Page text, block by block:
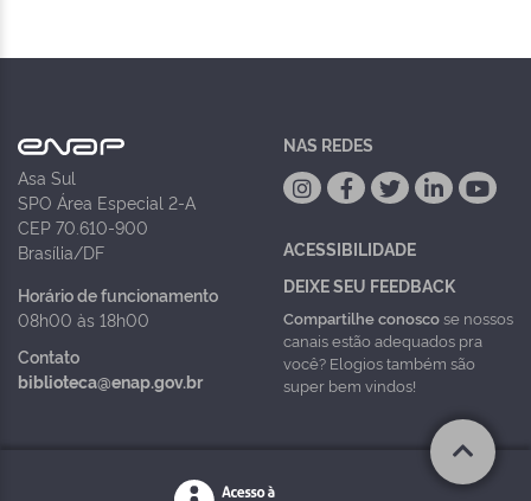
Asa Sul
SPO Área Especial 2-A
CEP 70.610-900
Brasília/DF
Horário de funcionamento
08h00 às 18h00
Contato
biblioteca@enap.gov.br
NAS REDES
ACESSIBILIDADE
DEIXE SEU FEEDBACK
Compartilhe conoscose nossos
canais estão adequados pra
você? Elogios também são
super bem vindos!